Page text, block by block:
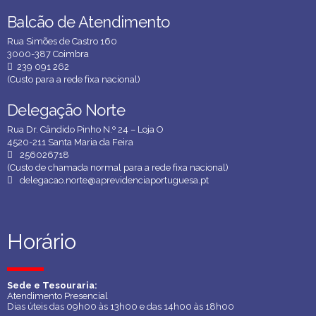
Balcão de Atendimento
Balcão de Atendimento
Rua Simões de Castro 160
3000-387 Coimbra
239 091 262
(Custo para a rede fixa nacional)
Delegação Norte
Delegação Norte
Rua Dr. Cândido Pinho N.º 24 – Loja O
4520-211 Santa Maria da Feira
256026718
(Custo de chamada normal para a rede fixa nacional)
delegacao.norte@aprevidenciaportuguesa.pt
Horário
Horário
Sede e Tesouraria:
Atendimento Presencial
Dias úteis das 09h00 às 13h00 e das 14h00 às 18h00
Sede e Tesouraria:
Atendimento Presencial
Dias úteis das 09h00 às 13h00 e das 14h00 às 18h00